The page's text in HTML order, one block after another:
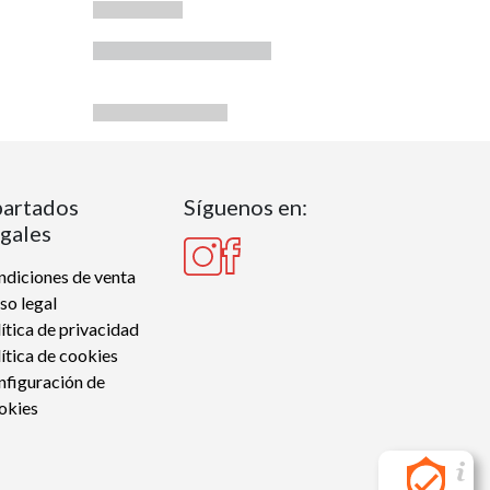
de venta
legal
de privacidad
de cookies
de
Síguenos en: